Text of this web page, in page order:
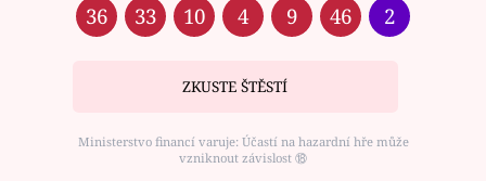
36 33 10 4 9 46 2
ZKUSTE ŠTĚSTÍ
Ministerstvo financí varuje: Účastí na hazardní hře může
vzniknout závislost ⑱